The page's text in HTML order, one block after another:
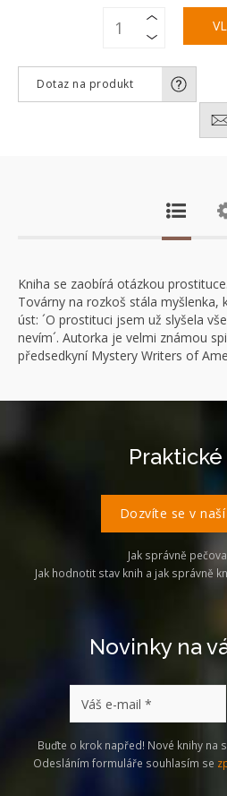
Dotaz na produkt
Kniha se zaobírá otázkou
Továrny na rozkoš stála myšlenka,
úst: ´O prostituci jsem už slyšela
nevím´. Autorka je velmi známou
předsedkyní Mystery Writers of
Dozvíte se v
Jak správně
Jak hodnotit stav knih a jak správně
Novinky na
Buďte o krok napřed! Nové knihy na
Odesláním formuláře souhlasím se